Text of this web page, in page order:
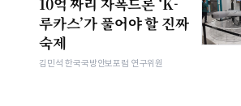
루카스’가 풀어야 할 진짜
숙제
김민석 한국국방안보포럼 연구위원